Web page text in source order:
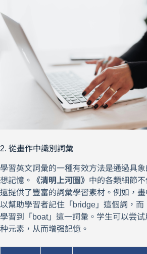
2. 從畫作中識別詞彙
學習英文詞彙的一種有效方法是通過具
想記憶。
《清明上河圖》 中的各類細節不
還提供了豐富的詞彙學習素材。例如，
以幫助學習者記住「bridge」這個詞，而
學習到「boat」這一詞彙。学生可以尝
种元素，从而增强記憶。